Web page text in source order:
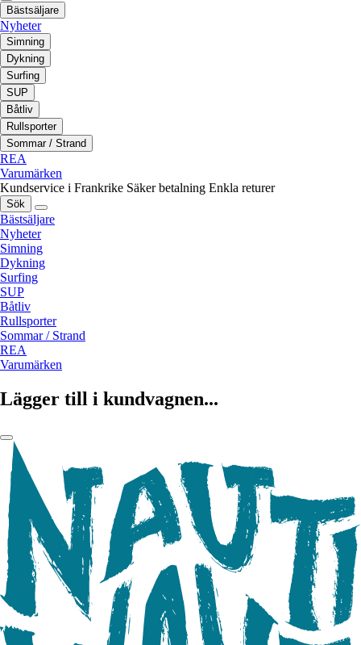
Bästsäljare
Nyheter
Simning
Dykning
Surfing
SUP
Båtliv
Rullsporter
Sommar / Strand
REA
Varumärken
Kundservice i Frankrike Säker betalning Enkla returer
Sök
Bästsäljare
Nyheter
Simning
Dykning
Surfing
SUP
Båtliv
Rullsporter
Sommar / Strand
REA
Varumärken
Lägger till i kundvagnen...